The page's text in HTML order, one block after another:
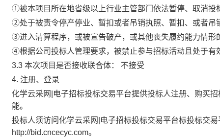
①被本项目所在地省级以上行业主管部门依法暂停、取消投
②处于被责令停产停业、暂扣或者吊销执照、暂扣、或者吊
③进入清算程序，或被宣告破产，或其他丧失履约能力情形
④根据公司投标人管理要求，被禁止参与招标活动且处于有
3.3 本次项目是否接收联合体：
不接受
4. 注册、登录
化学云采网|电子招标投标交易平台提供投标人注册、购买
能。
投标人须访问化学云采网|电子招标投标交易平台标投标交
http://bid.cncecyc.com。